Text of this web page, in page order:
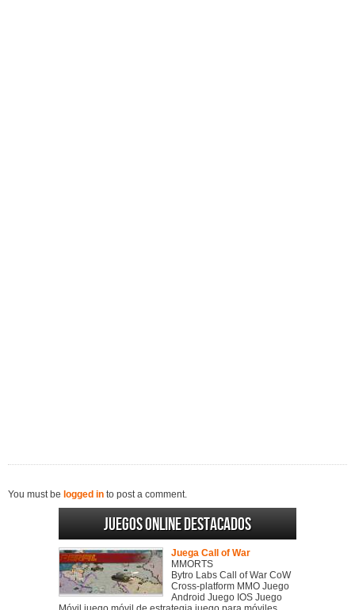
You must be logged in to post a comment.
Juegos online destacados
Juega Call of War
MMORTS
Bytro Labs Call of War CoW
Cross-platform MMO Juego
Android Juego IOS Juego